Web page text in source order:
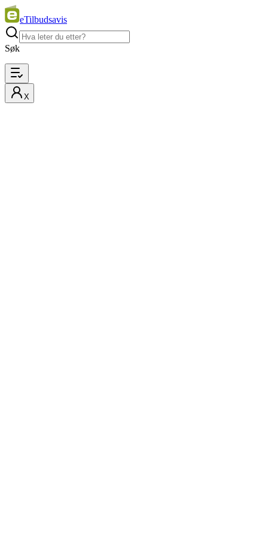
eTilbudsavis
Søk
X